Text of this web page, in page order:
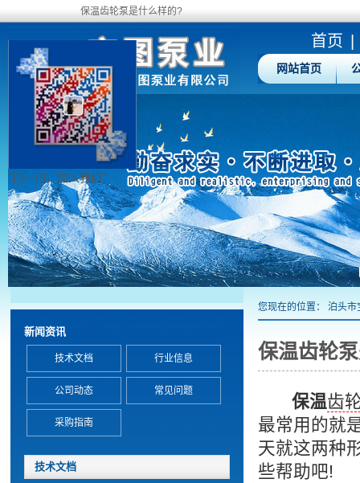
保温齿轮泵是什么样的?
首页
网站首页
您现在的位置： 泊头市
保温齿轮
保温齿
最常用的就
天就这两种
些帮助吧!
新闻资讯
技术文档 行业信息
公司动态 常见问题
采购指南
技术文档
"扫一扫，加入我们"